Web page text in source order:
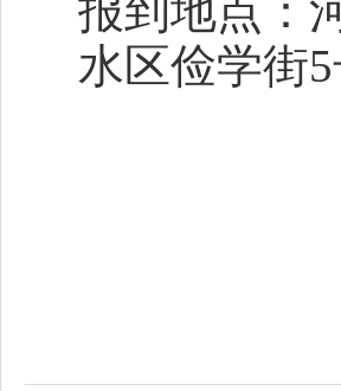
报到地点：
水区俭学街